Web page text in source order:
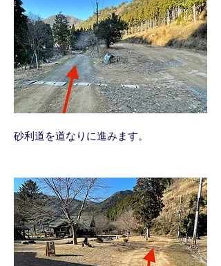
​砂利道を道なりに進みます。